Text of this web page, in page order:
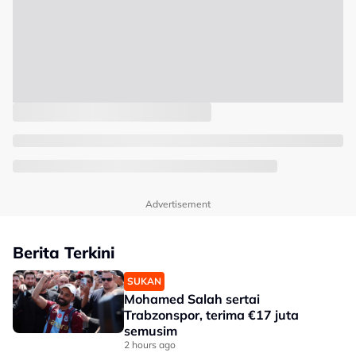
Advertisement
Berita Terkini
SUKAN
Mohamed Salah sertai
Trabzonspor, terima €17 juta
semusim
2 hours ago